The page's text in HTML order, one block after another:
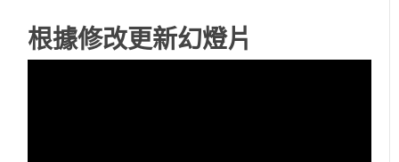
根據修改更新幻燈片